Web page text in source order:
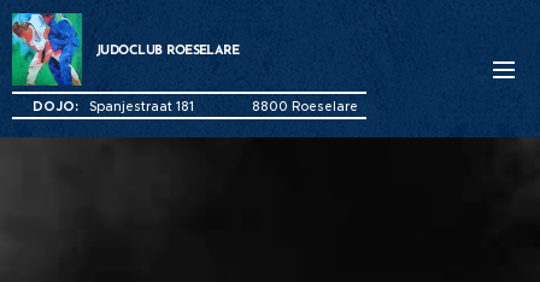
JUDOCLUB ROESELARE
DOJO: Spanjestraat 181 8800 Roeselare